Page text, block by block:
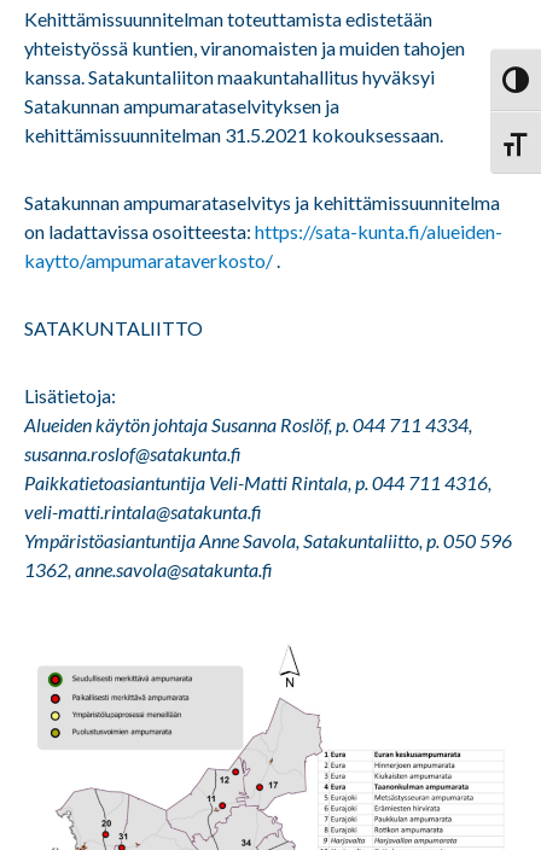
Kehittämissuunnitelman toteuttamista edistetään
yhteistyössä kuntien, viranomaisten ja muiden tahojen
kanssa. Satakuntaliiton maakuntahallitus hyväksyi
Satakunnan ampumarataselvityksen ja
kehittämissuunnitelman 31.5.2021 kokouksessaan.
Satakunnan ampumarataselvitys ja kehittämissuunnitelma
on ladattavissa osoitteesta: https://sata-kunta.fi/alueiden-
kaytto/ampumarataverkosto/.
SATAKUNTALIITTO
Lisätietoja:
Alueiden käytön johtaja Susanna Roslöf, p. 044 711 4334,
susanna.roslof@satakunta.fi
Paikkatietoasiantuntija Veli-Matti Rintala, p. 044 711 4316,
veli-matti.rintala@satakunta.fi
Ympäristöasiantuntija Anne Savola, Satakuntaliitto, p. 050 596
1362, anne.savola@satakunta.fi